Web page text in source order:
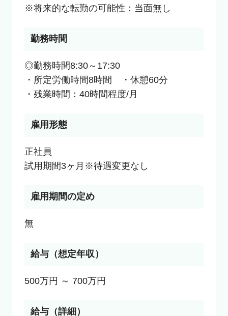
※将来的な転勤の可能性：当面無し
勤務時間
◎勤務時間8:30～17:30
・所定労働時間8時間　・休憩60分
・残業時間：40時間程度/月
雇用形態
正社員
試用期間3ヶ月※待遇変更なし
雇用期間の定め
無
給与（想定年収）
500万円 ～ 700万円
給与（詳細）